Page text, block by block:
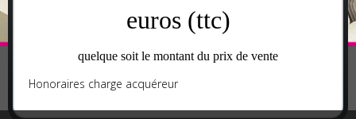
euros (ttc)
quelque soit le montant du prix de vente
Honoraires charge acquéreur